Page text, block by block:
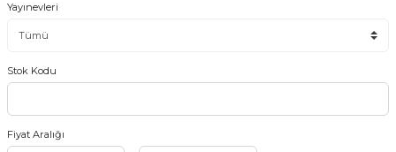
Yayınevleri
Stok Kodu
Fiyat Aralığı